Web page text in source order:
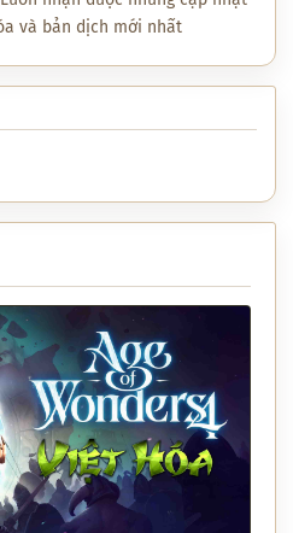
và bản dịch mới nhất